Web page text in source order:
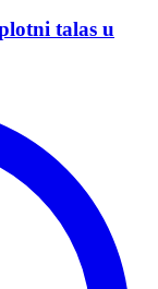
talas u